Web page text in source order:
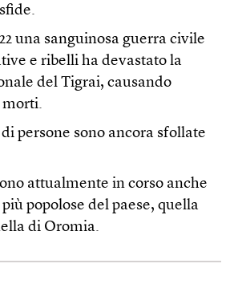
una sanguinosa guerra civile
e ribelli ha devastato la
del Tigrai, causando
persone sono ancora sfollate
attualmente in corso anche
popolose del paese, quella
di Oromia.